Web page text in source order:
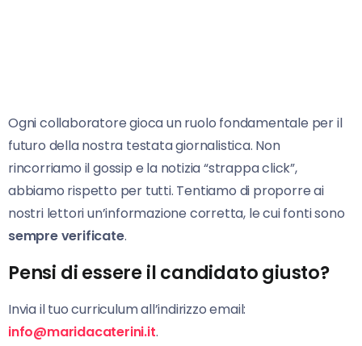
Ogni collaboratore gioca un ruolo fondamentale per il
futuro della nostra testata giornalistica. Non
rincorriamo il gossip e la notizia “strappa click”,
abbiamo rispetto per tutti. Tentiamo di proporre ai
nostri lettori un’informazione corretta, le cui fonti sono
sempre verificate.
Pensi di essere il candidato giusto?
Invia il tuo curriculum all’indirizzo email:
info@maridacaterini.it.